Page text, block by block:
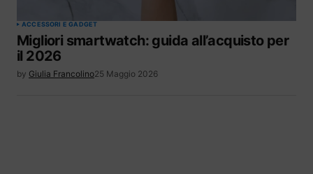
ACCESSORI E GADGET
Migliori smartwatch: guida all’acquisto per
il 2026
by Giulia Francolino25 Maggio 2026